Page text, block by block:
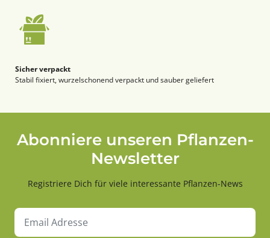
Sicher verpackt
Stabil fixiert, wurzelschonend verpackt und sauber geliefert
Abonniere unseren Pflanzen-
Newsletter
Registriere Dich für viele interessante Pflanzen-News